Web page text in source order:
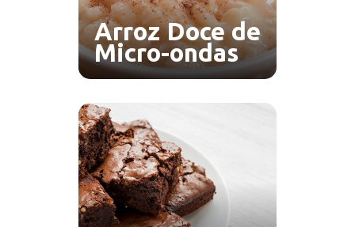
Arroz Doce de
Micro-ondas